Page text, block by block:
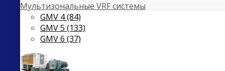
Мультизональные VRF системы
GMV 4 (84)
GMV 5 (133)
GMV 6 (37)